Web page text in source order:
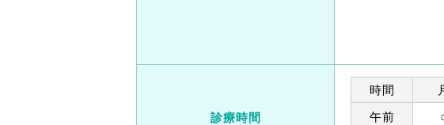
診療時間
時間
午前